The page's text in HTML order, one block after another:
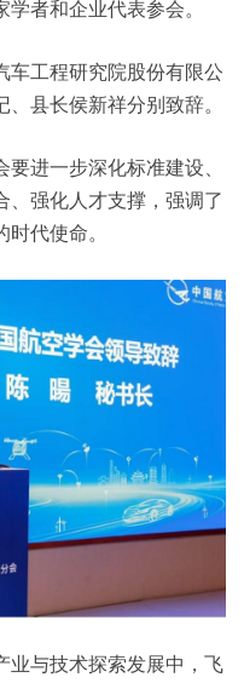
者和企业代表参会。
车工程研究院股份有限公
县长侯新祥分别致辞。
进一步深化标准建设、
、强化人才支撑，强调了
代使命。
业与技术探索发展中，飞